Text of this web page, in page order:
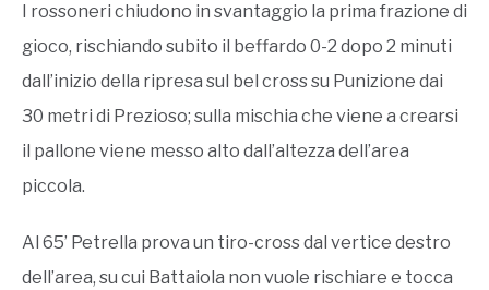
I rossoneri chiudono in svantaggio la prima frazione di
gioco, rischiando subito il beffardo 0-2 dopo 2 minuti
dall’inizio della ripresa sul bel cross su Punizione dai
30 metri di Prezioso; sulla mischia che viene a crearsi
il pallone viene messo alto dall’altezza dell’area
piccola.
Al 65’ Petrella prova un tiro-cross dal vertice destro
dell’area, su cui Battaiola non vuole rischiare e tocca